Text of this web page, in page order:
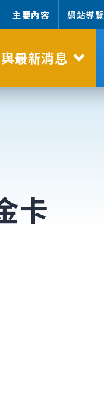
主要內容 網站導覽
最新消息
卡